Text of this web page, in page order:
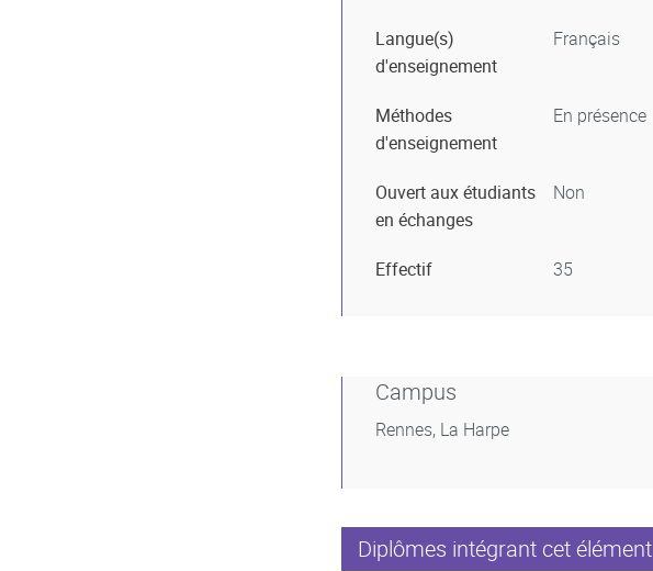
Langue(s)
d'enseignement
Français
Méthodes
d'enseignement
En présence
Ouvert aux étudiants
en échanges
Non
Effectif 35
Campus
Rennes, La Harpe
Diplômes intégrant cet élément